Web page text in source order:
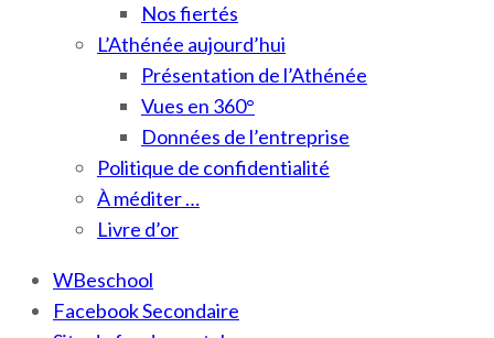
Nos fiertés
L’Athénée aujourd’hui
Présentation de l’Athénée
Vues en 360°
Données de l’entreprise
Politique de confidentialité
À méditer …
Livre d’or
WBeschool
Facebook Secondaire